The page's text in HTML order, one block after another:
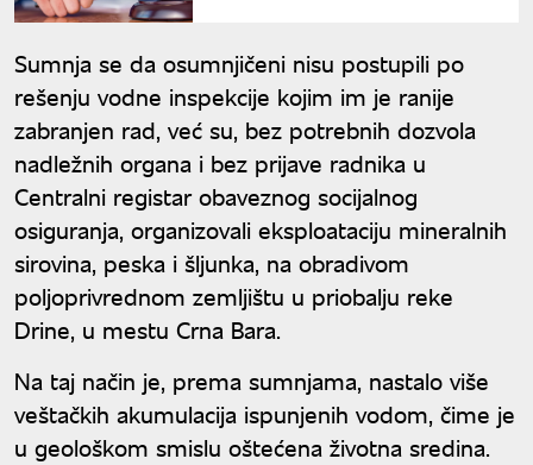
Sumnja se da osumnjičeni nisu postupili po
rešenju vodne inspekcije kojim im je ranije
zabranjen rad, već su, bez potrebnih dozvola
nadležnih organa i bez prijave radnika u
Centralni registar obaveznog socijalnog
osiguranja, organizovali eksploataciju mineralnih
sirovina, peska i šljunka, na obradivom
poljoprivrednom zemljištu u priobalju reke
Drine, u mestu Crna Bara.
Na taj način je, prema sumnjama, nastalo više
veštačkih akumulacija ispunjenih vodom, čime je
u geološkom smislu oštećena životna sredina.